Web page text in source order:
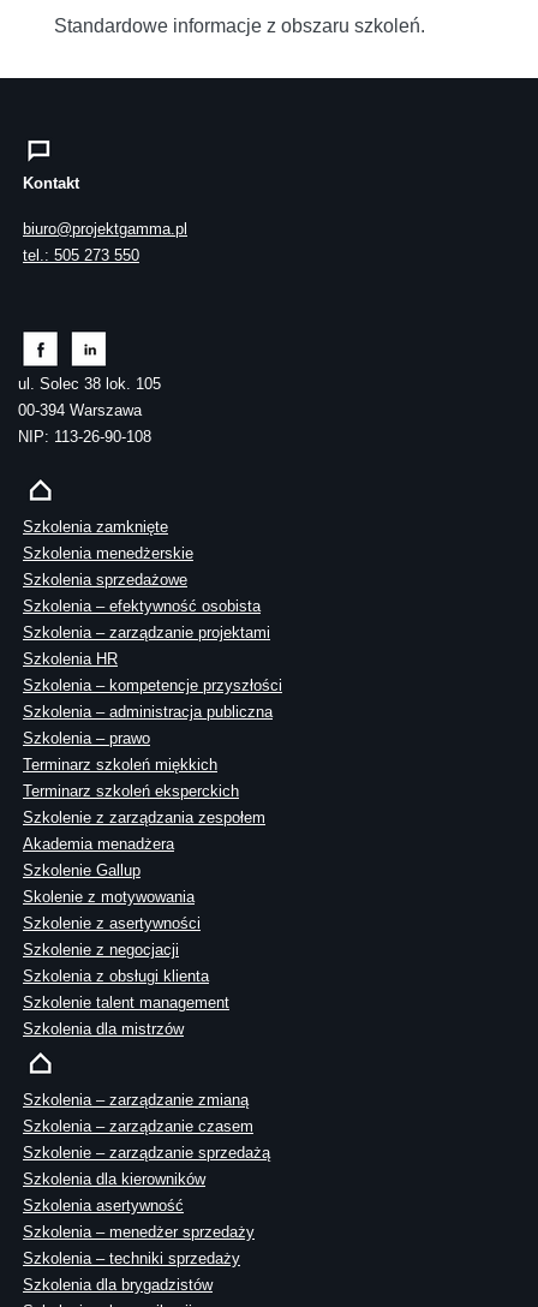
Standardowe informacje z obszaru szkoleń.
Kontakt
biuro@projektgamma.pl
tel.: 505 273 550
ul. Solec 38 lok. 105
00-394 Warszawa
NIP: 113-26-90-108
Szkolenia zamknięte
Szkolenia menedżerskie
Szkolenia sprzedażowe
Szkolenia – efektywność osobista
Szkolenia – zarządzanie projektami
Szkolenia HR
Szkolenia – kompetencje przyszłości
Szkolenia – administracja publiczna
Szkolenia – prawo
Terminarz szkoleń miękkich
Terminarz szkoleń eksperckich
Szkolenie z zarządzania zespołem
Akademia menadżera
Szkolenie Gallup
Skolenie z motywowania
Szkolenie z asertywności
Szkolenie z negocjacji
Szkolenia z obsługi klienta
Szkolenie talent management
Szkolenia dla mistrzów
Szkolenia – zarządzanie zmianą
Szkolenia – zarządzanie czasem
Szkolenie – zarządzanie sprzedażą
Szkolenia dla kierowników
Szkolenia asertywność
Szkolenia – menedżer sprzedaży
Szkolenia – techniki sprzedaży
Szkolenia dla brygadzistów